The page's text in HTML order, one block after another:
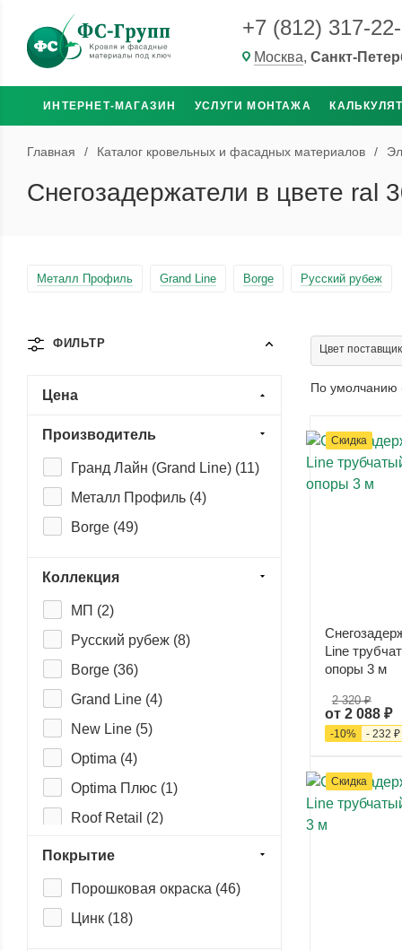
+7 (812) 317-
Москва, Санкт-
ИНТЕРНЕТ-МАГАЗИН УСЛУГИ МОНТАЖА
Главная / Каталог кровельных и фасадных материалов /
Снегозадержатели в цвете ral
Металл Профиль Grand Line Borge Русский рубеж
Цвет
По умолчанию
Скидка
Line
опоры 3 м
от 2 088 ₽
2 320 ₽
-10% - 232 ₽
Скидка
ФИЛЬТР
Цена
Производитель
Гранд Лайн (Grand Line) (11)
Металл Профиль (4)
Borge (49)
Коллекция
МП (2)
Русский рубеж (8)
Borge (36)
Grand Line (4)
New Line (5)
Optima (4)
Optima Плюс (1)
Roof Retail (2)
Покрытие
Порошковая окраска (46)
Цинк (18)